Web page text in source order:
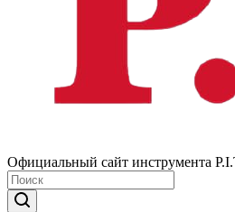
Официальный сайт инструмента